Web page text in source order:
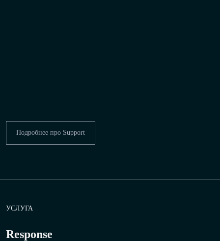
Подробнее про Support
УСЛУГА
Response